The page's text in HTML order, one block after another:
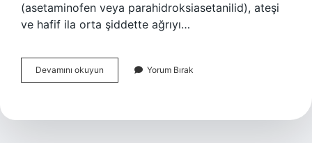
(asetaminofen veya parahidroksiasetanilid), ateşi
ve hafif ila orta şiddette ağrıyı…
Devamını okuyun Opiyatlar
Nelerdir
Yorum Bırak